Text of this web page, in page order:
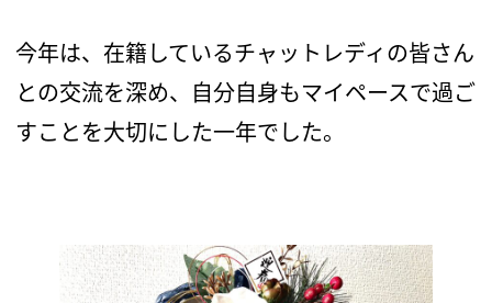
今年は、在籍しているチャットレディの皆さん
との交流を深め、自分自身もマイペースで過ご
すことを大切にした一年でした。